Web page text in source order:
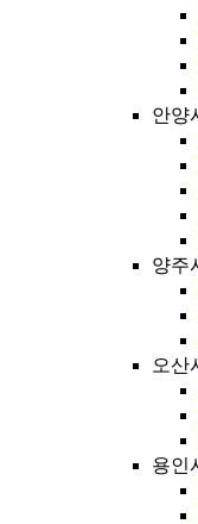
안양
양주
오산
용인